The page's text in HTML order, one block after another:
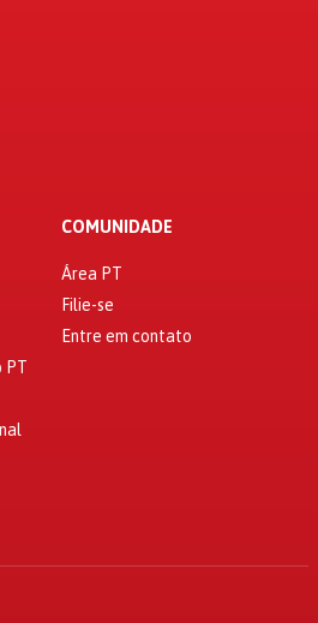
PT
COMUNIDADE
Área PT
Filie-se
Entre em contato